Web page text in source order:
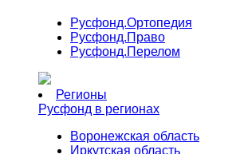
Русфонд.Ортопедия
Русфонд.Право
Русфонд.Перелом
Регионы
Русфонд в регионах
Воронежская область
Иркутская область